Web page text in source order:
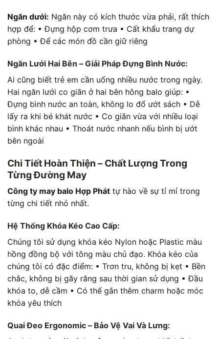
Ngăn dưới: Ngăn này có kích thước vừa phải, rất thích
hợp để: • Đựng hộp cơm trưa • Cất khẩu trang dự
phòng • Để các món đồ cần giữ riêng
Ngăn Lưới Hai Bên – Giải Pháp Đựng Bình Nước:
Ai cũng biết trẻ em cần uống nhiều nước trong ngày.
Hai ngăn lưới co giãn ở hai bên hông balo giúp: •
Đựng bình nước an toàn, không lo đổ ướt sách • Dễ
lấy ra khi bé khát nước • Co giãn vừa với nhiều loại
bình khác nhau • Thoát nước nhanh nếu bình bị ướt
bên ngoài
Chi Tiết Hoàn Thiện – Chất Lượng Trong
Từng Đường May
Công ty may balo Hợp Phát tự hào về sự tỉ mỉ trong
từng chi tiết nhỏ nhất.
Hệ Thống Khóa Kéo Cao Cấp:
Chúng tôi sử dụng khóa kéo Nylon hoặc Plastic màu
hồng đồng bộ với tông màu chủ đạo. Khóa kéo của
chúng tôi có đặc điểm: • Trơn tru, không bị kẹt • Bền
chắc, không bị gãy răng sau thời gian sử dụng • Đầu
khóa to, dễ cầm • Có thể gắn thêm charm hoặc móc
khóa yêu thích
Quai Đeo Ergonomic – Bảo Vệ Vai Và Lưng: